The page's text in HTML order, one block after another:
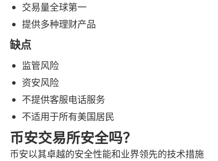
交易量全球第一
提供多种理财产品
缺点
监管风险
资安风险
不提供客服电话服务
不适用于所有美国居民
币安交易所安全吗？
币安以其卓越的安全性能和业界领先的技术措施